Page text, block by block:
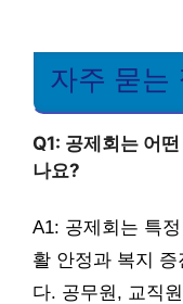
자주 묻는
Q1: 공제회는 어
나요?
A1: 공제회는 특
활 안정과 복지 증
다. 공무원, 교직